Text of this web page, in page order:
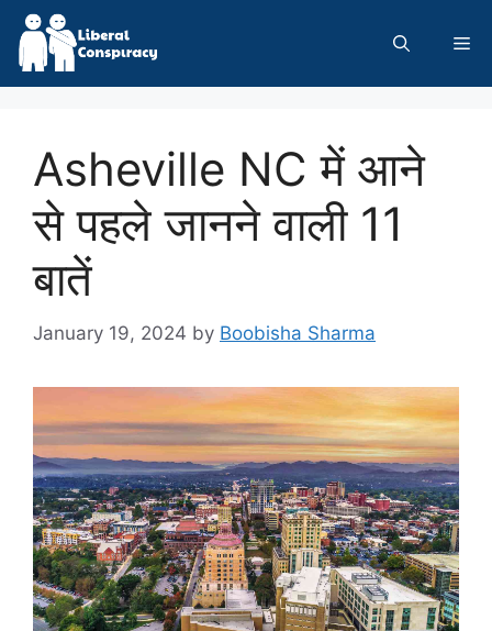
Skip
content
Asheville NC में आने
से पहले जानने वाली 11
बातें
January 19, 2024 by Boobisha Sharma